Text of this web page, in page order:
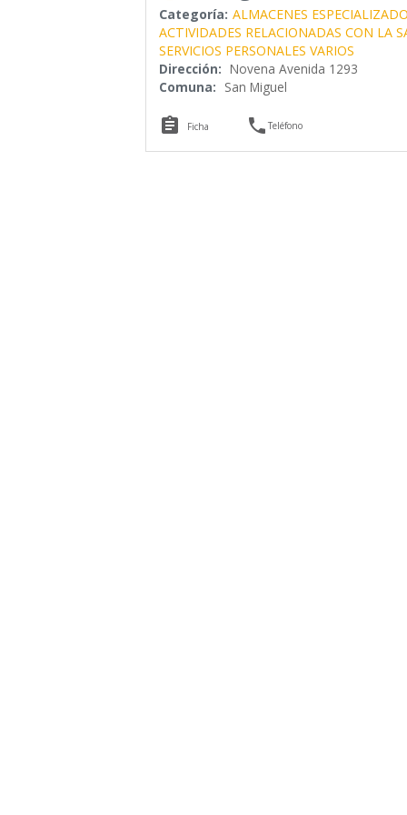
Categoría: ALMACENES
ACTIVIDADES RELACIONADAS CON LA
SERVICIOS PERSONALES VARIOS
Dirección: Novena Avenida 1293
Comuna: San Miguel
 Ficha Teléfono